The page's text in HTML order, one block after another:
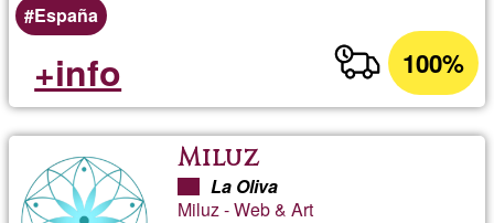
España
100%
+info
Miluz
La Oliva
Miluz - Web & Art